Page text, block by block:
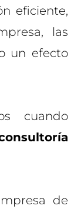
eficiente,
las
un efecto
cuando
de